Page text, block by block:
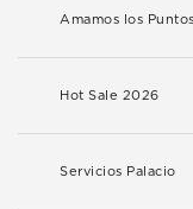
Amamos los Puntos
Hot Sale 2026
Servicios Palacio